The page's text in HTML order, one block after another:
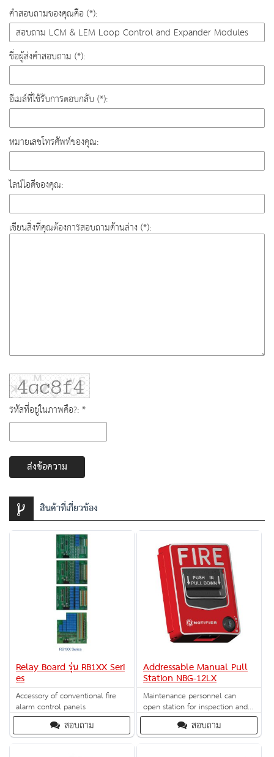
คำสอบถามของคุณคือ (*):
ชื่อผู้ส่งคำสอบถาม (*):
อีเมล์ที่ใช้รับการตอบกลับ (*):
หมายเลขโทรศัพท์ของคุณ:
ไลน์ไอดีของคุณ:
เขียนสิ่งที่คุณต้องการสอบถามด้านล่าง (*):
รหัสที่อยู่ในภาพคือ?: *
ส่งข้อความ
สินค้าที่เกี่ยวข้อง
Relay Board รุ่น RB1XX Seri
es
Accessory of conventional fire
alarm control panels
สอบถาม
Addressable Manual Pull
Station NBG-12LX
Maintenance personnel can
open station for inspection and
address setting without causing
an alarm condition.
สอบถาม